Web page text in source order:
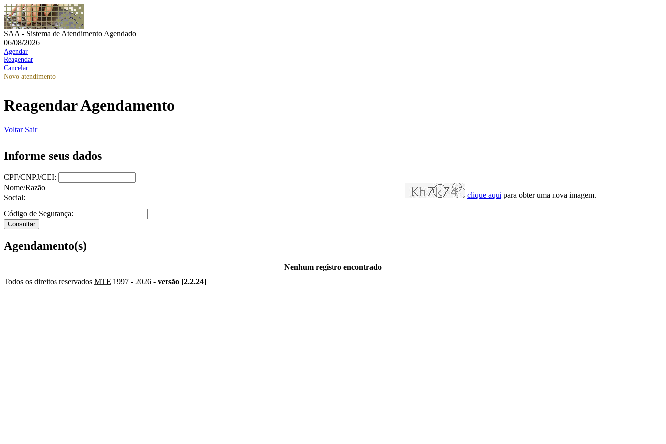
SAA - Sistema de Atendimento Agendado
06/08/2026
Agendar
Reagendar
Cancelar
Novo atendimento
Reagendar Agendamento
Voltar Sair
Informe seus dados
CPF/CNPJ/CEI:
Nome/Razão
Social:
clique aqui para obter uma nova imagem.
Código de Segurança:
Agendamento(s)
Nenhum registro encontrado
Todos os direitos reservados MTE 1997 - 2026 - versão [2.2.24]